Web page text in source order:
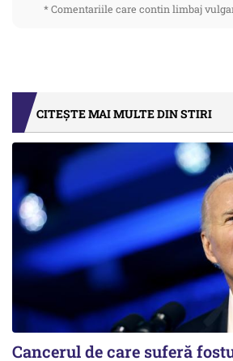
* Comentariile care contin limbaj
CITEȘTE MAI MULTE DIN STIRI
Cancerul de care suferă